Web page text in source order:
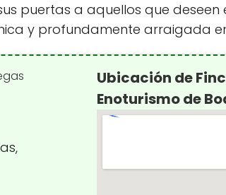
puertas a aquellos que
y profundamente arraigada
Ubicación de
Enoturismo de